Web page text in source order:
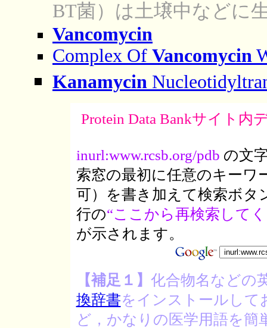
BT菌）は土壌中などに
Vancomycin
Complex Of Vancomycin
Kanamycin
Protein Data Bankサイト
inurl:www.rcsb.org/pdb の文
索窓の最初に任意のキーワ
可）を書き加えて検索ボタ
行の“ここから再検索して
が示されます。
【補足１】 化合物名などの
換辞書をインストールし
ど，かなりの医学用語を簡